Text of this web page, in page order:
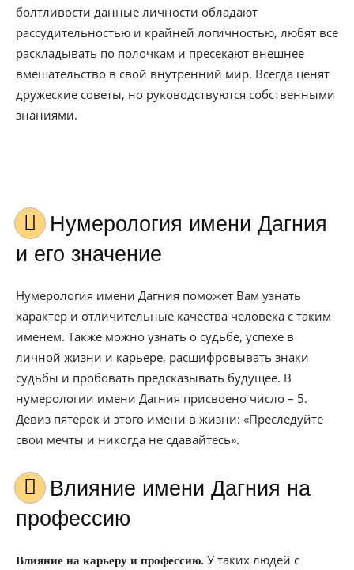
болтливости данные личности обладают
рассудительностью и крайней логичностью, любят все
раскладывать по полочкам и пресекают внешнее
вмешательство в свой внутренний мир. Всегда ценят
дружеские советы, но руководствуются собственными
знаниями.
Нумерология имени Дагния
и его значение
Нумерология имени Дагния поможет Вам узнать
характер и отличительные качества человека с таким
именем. Также можно узнать о судьбе, успехе в
личной жизни и карьере, расшифровывать знаки
судьбы и пробовать предсказывать будущее. В
нумерологии имени Дагния присвоено число – 5.
Девиз пятерок и этого имени в жизни: «Преследуйте
свои мечты и никогда не сдавайтесь».
Влияние имени Дагния на
профессию
Влияние на карьеру и профессию. У таких людей с